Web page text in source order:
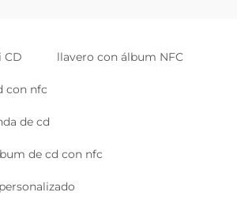
CD llavero con álbum NFC
con nfc
de cd
de cd con nfc